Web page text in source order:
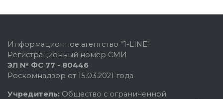
Информационное агентство "1-LINE"
Регистрационный номер СМИ
ЭЛ № ФС 77 - 80446
Роскомнадзор от 15.03.2021 года
Учредитель: Общество с ограниченной